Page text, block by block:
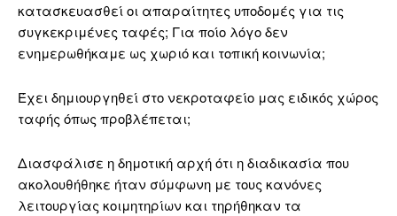
κατασκευασθεί οι απαραίτητες υποδομές για τις
συγκεκριμένες ταφές; Για ποίο λόγο δεν
ενημερωθήκαμε ως χωριό και τοπική κοινωνία;
Έχει δημιουργηθεί στο νεκροταφείο μας ειδικός χώρος
ταφής όπως προβλέπεται;
Διασφάλισε η δημοτική αρχή ότι η διαδικασία που
ακολουθήθηκε ήταν σύμφωνη με τους κανόνες
λειτουργίας κοιμητηρίων και τηρήθηκαν τα